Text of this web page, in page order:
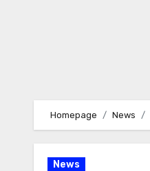
Homepage News
News